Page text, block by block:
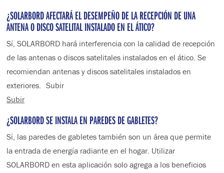
¿SOLARBORD AFECTARÁ EL DESEMPEÑO DE LA RECEPCIÓN DE UNA
ANTENA O DISCO SATELITAL INSTALADO EN EL ÁTICO?
Sí, SOLARBORD hará interferencia con la calidad de recepción
de las antenas o discos satelitales instalados en el ático. Se
recomiendan antenas y discos satelitales instalados en
exteriores. Subir
Subir
¿SOLARBORD SE INSTALA EN PAREDES DE GABLETES?
Sí, las paredes de gabletes también son un área que permite
la entrada de energía radiante en el hogar. Utilizar
SOLARBORD en esta aplicación solo agrega a los beneficios